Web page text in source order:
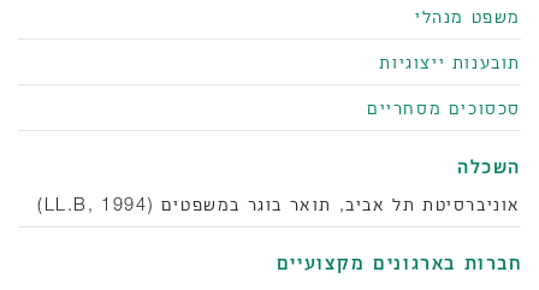
משפט מנהלי
תובענות ייצוגיות
סכסוכים מסחריים
השכלה
אוניברסיטת תל אביב, תואר בוגר במשפטים (LL.B, 1994)
‫חברות בארגונים מקצועיים